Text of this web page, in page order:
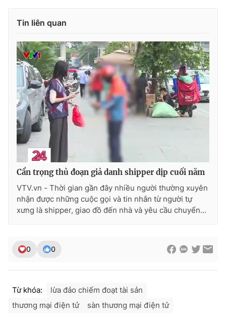
Tin liên quan
Cẩn trọng thủ đoạn giả danh shipper dịp cuối năm
VTV.vn - Thời gian gần đây nhiều người thường xuyên
nhận được những cuộc gọi và tin nhắn từ người tự
xưng là shipper, giao đồ đến nhà và yêu cầu chuyển...
0 0
Từ khóa:
lừa đảo chiếm đoạt tài sản
thương mại điện tử
sàn thương mại điện tử